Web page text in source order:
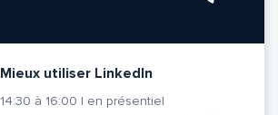
Mieux utiliser LinkedIn
14:30 à 16:00 | en présentiel